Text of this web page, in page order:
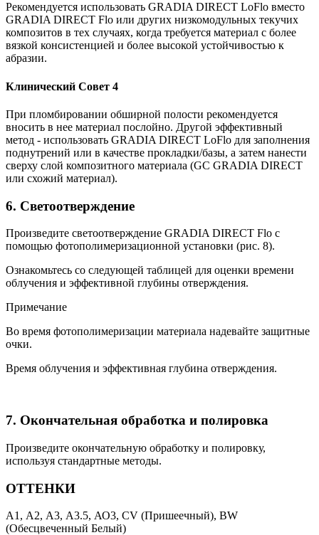
Рекомендуется использовать GRADIA DIRECT LoFlo вместо
GRADIA DIRECT Flo или других низкомодульных текучих
композитов в тех случаях, когда требуется материал с более
вязкой консистенцией и более высокой устойчивостью к
абразии.
Клинический Совет 4
При пломбировании обширной полости рекомендуется
вносить в нее материал послойно. Другой эффективный
метод - использовать GRADIA DIRECT LoFlo для заполнения
поднутрений или в качестве прокладки/базы, а затем нанести
сверху слой композитного материала (GC GRADIA DIRECT
или схожий материал).
6. Светоотверждение
Произведите светоотверждение GRADIA DIRECT Flo с
помощью фотополимеризационной установки (рис. 8).
Ознакомьтесь со следующей таблицей для оценки времени
облучения и эффективной глубины отверждения.
Примечание
Во время фотополимеризации материала надевайте защитные
очки.
Время облучения и эффективная глубина отверждения.
7. Окончательная обработка и полировка
Произведите окончательную обработку и полировку,
используя стандартные методы.
ОТТЕНКИ
А1, А2, А3, А3.5, АО3, CV (Пришеечный), BW
(Обесцвеченный Белый)